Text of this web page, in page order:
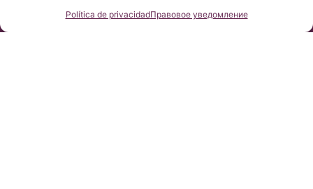
Política de privacidadПравовое уведомление
Сирингомиелии & Сколиоза и его целью является помочь
Консультация